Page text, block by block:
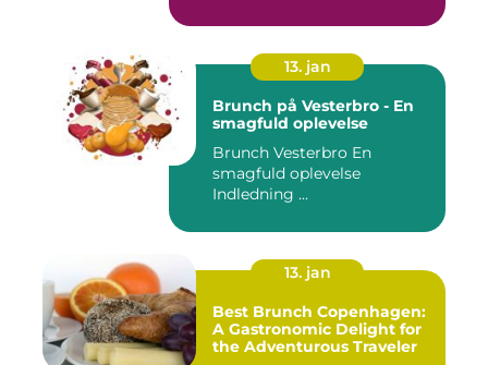
13. jan
Brunch på Vesterbro - En
smagfuld oplevelse
Brunch Vesterbro En
smagfuld oplevelse
Indledning ...
13. jan
Best Brunch Copenhagen:
A Gastronomic Delight for
the Adventurous Traveler